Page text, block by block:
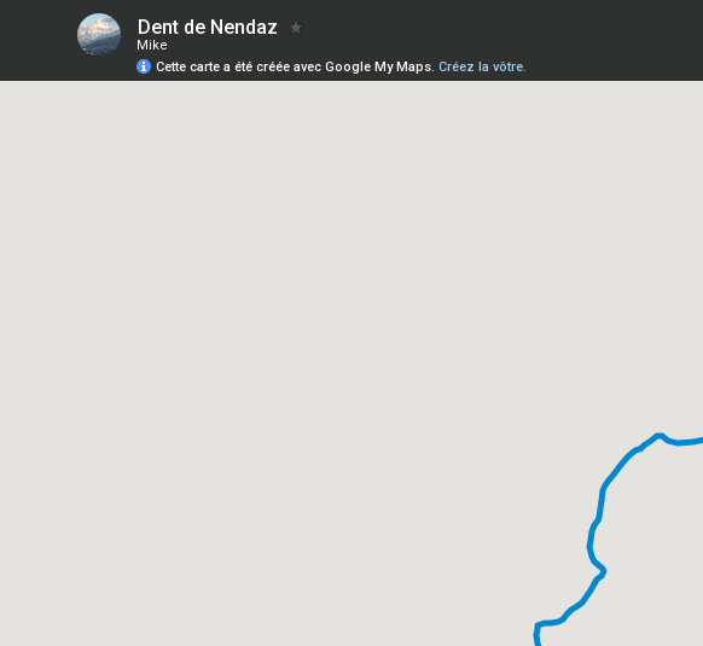
Dent de Nendaz
Mike
Cette carte a été créée avec Google My Maps. Créez la vôtre.